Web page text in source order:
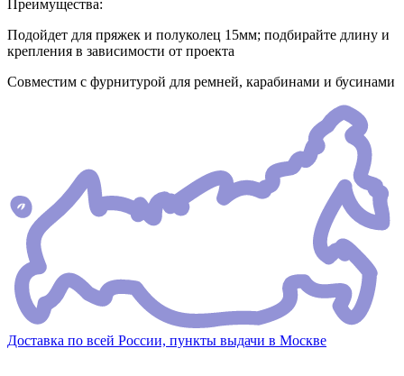
Преимущества:
Подойдет для пряжек и полуколец 15мм; подбирайте длину и
крепления в зависимости от проекта
Совместим с фурнитурой для ремней, карабинами и бусинами
Доставка по всей России, пункты выдачи в Москве